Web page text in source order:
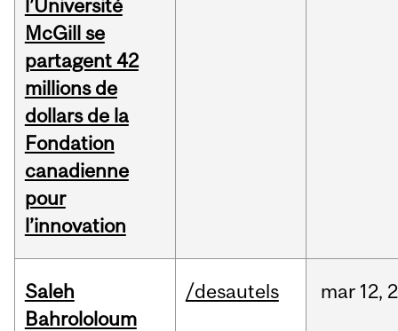
l’Université
McGill se
partagent 42
millions de
dollars de la
Fondation
canadienne
pour
l’innovation
Saleh
Bahrololoum
/desautels mar 12,